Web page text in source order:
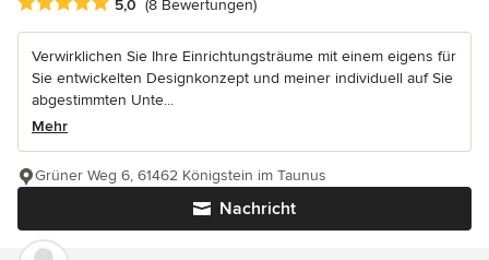
5,0 (8 Bewertungen)
Verwirklichen Sie Ihre Einrichtungsträume mit einem eigens für
Sie entwickelten Designkonzept und meiner individuell auf Sie
abgestimmten Unte...
Mehr
Nachricht
Grüner Weg 6, 61462 Königstein im Taunus